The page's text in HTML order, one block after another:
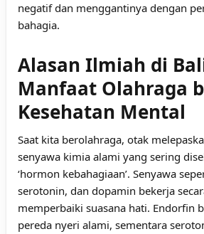
negatif dan menggantinya dengan
bahagia.
Alasan Ilmiah di
Manfaat Olahraga
Kesehatan Mental
Saat kita berolahraga, otak
senyawa kimia alami yang sering
‘hormon kebahagiaan’. Senyawa
serotonin, dan dopamin bekerja
memperbaiki suasana hati. Endorfin
pereda nyeri alami, sementara